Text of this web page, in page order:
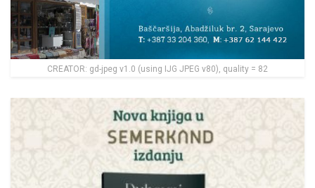
CREATOR: gd-jpeg v1.0 (using IJG JPEG v80), quality = 82